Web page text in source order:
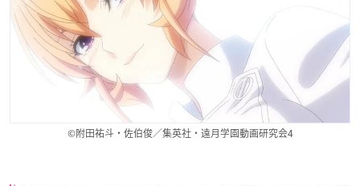
©附田祐斗・佐伯俊／集英社・遠月学園動画研究会4